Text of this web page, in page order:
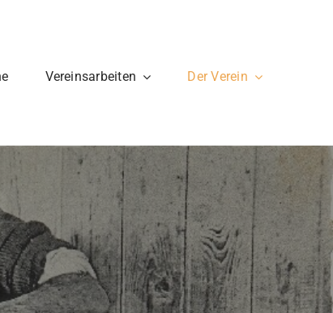
Vereinsarbeiten Der Verein
Mitglied
werden?